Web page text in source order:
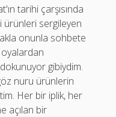
tarihi çarşısında
ürünleri sergileyen
onunla sohbete
oyalardan
gibiydim.
nuru ürünlerin
Her bir iplik, her
açılan bir